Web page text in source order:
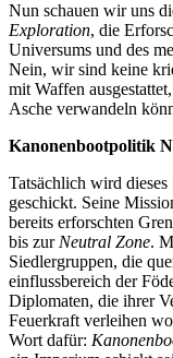
Nun schauen wir uns
Exploration, die
Universums und des
Nein, wir sind keine
mit Waffen
Asche verwandeln
Kanonenbootpolitik
Tatsächlich wird
geschickt. Seine
bereits erforschten
bis zurNeutral Zone.
Siedlergruppen, die
einflussbereich der
Diplomaten, die ihrer
Feuerkraft verleihen
Wort dafür: